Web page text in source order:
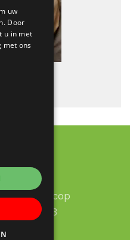
Galecop
1 - 3
uw
Door
u in met
met ons